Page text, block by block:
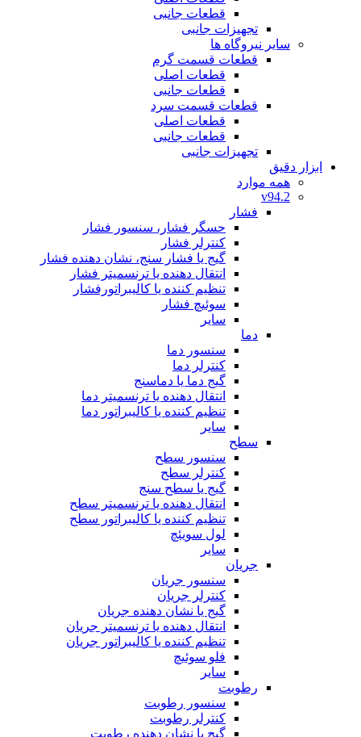
قطعات جانبی
تجهیزات جانبی
سایر نیروگاه ها
قطعات قسمت گرم
قطعات اصلی
قطعات جانبی
قطعات قسمت سرد
قطعات اصلی
قطعات جانبی
تجهیزات جانبی
ابزار دقیق
همه موارد
v94.2
فشار
حسگر فشار، سنسور فشار
کنترلر فشار
گیج یا فشار سنج، نشان دهنده فشار
انتقال دهنده یا ترنسمیتر فشار
تنظیم کننده یا کالیبراتورفشار
سوئیچ فشار
سایر
دما
سنسور دما
کنترلر دما
گیج دما یا دماسنج
انتقال دهنده یا ترنسمیتر دما
تنظیم کننده یا کالیبراتور دما
سایر
سطح
سنسور سطح
کنترلر سطح
گیج یا سطح سنج
انتقال دهنده یا ترنسمیتر سطح
تنظیم کننده یا کالیبراتور سطح
لول سویئچ
سایر
جریان
سنسور جریان
کنترلر جریان
گیج یا نشان دهنده جریان
انتقال دهنده یا ترنسمیتر جریان
تنظیم کننده یا کالیبراتور جریان
فلو سوئیچ
سایر
رطوبت
سنسور رطوبت
کنترلر رطوبت
گیج یا نشان دهنده رطوبت